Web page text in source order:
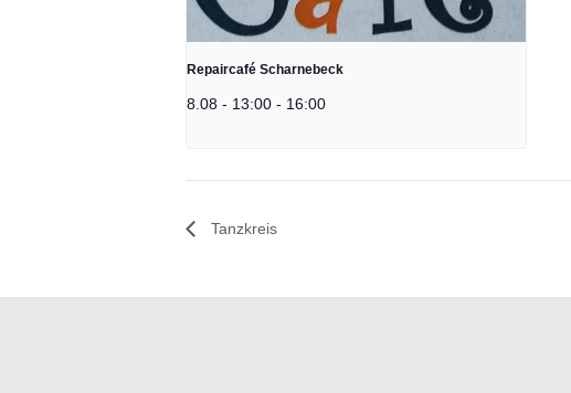
Repaircafé Scharnebeck
8.08 - 13:00 - 16:00
Tanzkreis